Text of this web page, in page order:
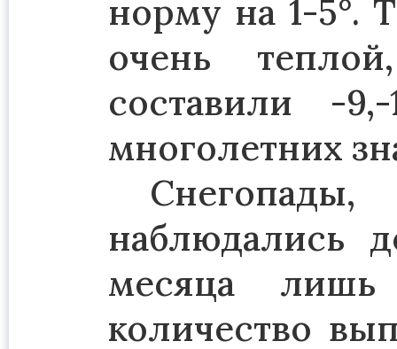
норму на 1-5°.
очень
составили -
многолетних
наблюдались
месяца
количество